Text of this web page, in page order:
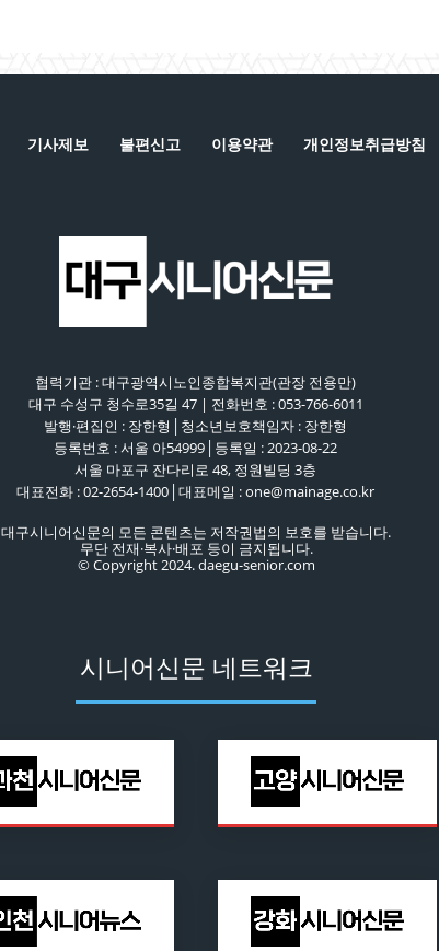
기사제보 불편신고 이용약관 개인정보취급방침
협력기관 : 대구광역시노인종합복지관(관장 전용만)
대구 수성구 청수로35길 47 | 전화번호 : 053-766-6011
발행·편집인 : 장한형│청소년보호책임자 : 장한형
등록번호 : 서울 아54999│등록일 : 2023-08-22
서울 마포구 잔다리로 48, 정원빌딩 3층
대표전화 : 02-2654-1400│대표메일 : one@mainage.co.kr
대구시니어신문의 모든 콘텐츠는 저작권법의 보호를 받습니다.
무단 전재·복사·배포 등이 금지됩니다.
© Copyright 2024. daegu-senior.com
시니어신문 네트워크